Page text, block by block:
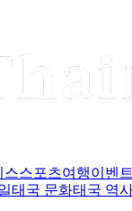
스스포츠여행이벤트
태국 문화태국 역